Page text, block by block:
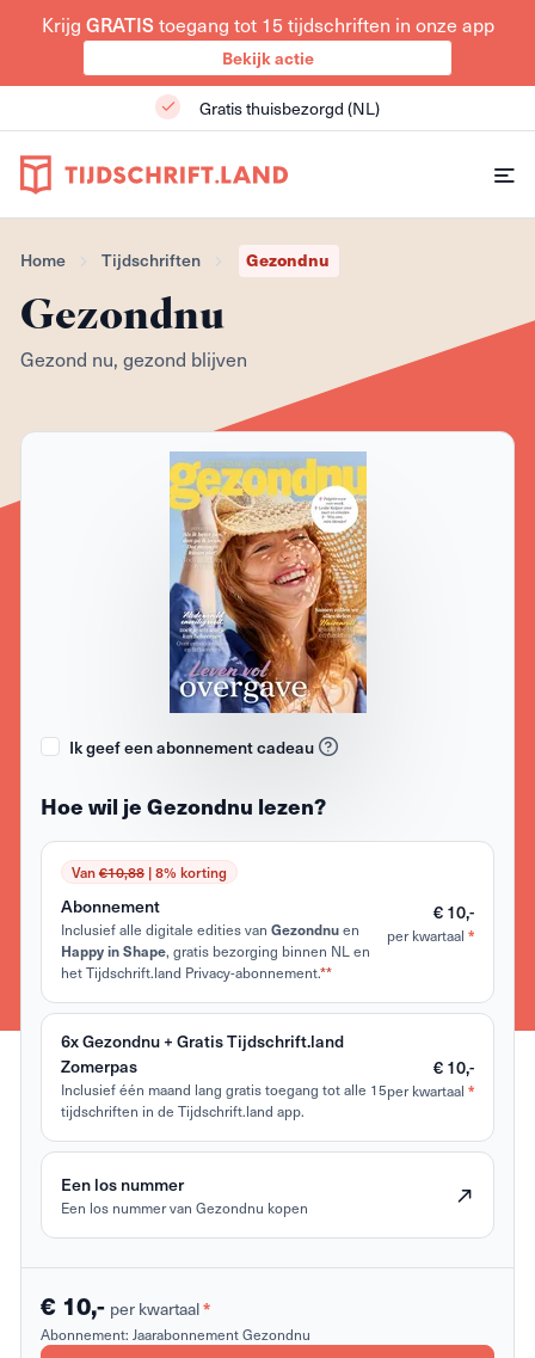
Krijg GRATIStoegang tot 15 tijdschriften in onze app
Bekijk actie
Gratis thuisbezorgd (NL)
Home Tijdschriften Gezondnu
Gezondnu
Gezond nu, gezond blijven
Ik geef een abonnement cadeau
Hoe wil je Gezondnu lezen?
Van€10,88| 8% korting
Abonnement
Inclusief alle digitale edities van Gezondnuen
Happy in Shape, gratis bezorging binnen NL en
het Tijdschrift.land Privacy-abonnement.**
€ 10,-
per kwartaal *
6x Gezondnu + Gratis Tijdschrift.land
Zomerpas
Inclusief één maand lang gratis toegang tot alle 15
tijdschriften in de Tijdschrift.land app.
€ 10,-
per kwartaal *
Een los nummer
Een los nummer van Gezondnu kopen
€ 10,- per kwartaal*
Abonnement: Jaarabonnement Gezondnu